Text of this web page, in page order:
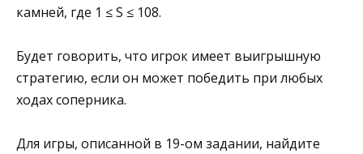
камней, где 1 ≤ S ≤ 108.
Будет говорить, что игрок имеет выигрышную
стратегию, если он может победить при любых
ходах соперника.
Для игры, описанной в 19-ом задании, найдите